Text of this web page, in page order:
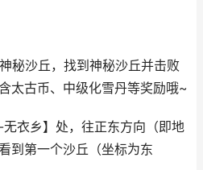
秘沙丘，找到神秘沙丘并击败
太古币、中级化雪丹等奖励哦~
衣乡】处，往正东方向（即地
到第一个沙丘（坐标为东